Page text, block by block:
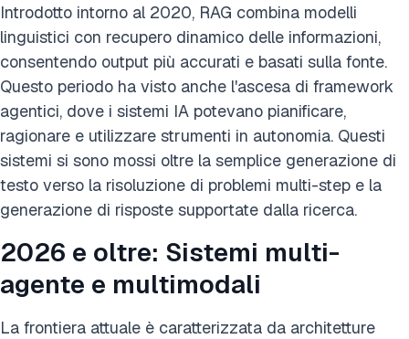
Introdotto intorno al 2020, RAG combina modelli
linguistici con recupero dinamico delle informazioni,
consentendo output più accurati e basati sulla fonte.
Questo periodo ha visto anche l'ascesa di framework
agentici, dove i sistemi IA potevano pianificare,
ragionare e utilizzare strumenti in autonomia. Questi
sistemi si sono mossi oltre la semplice generazione di
testo verso la risoluzione di problemi multi-step e la
generazione di risposte supportate dalla ricerca.
2026 e oltre: Sistemi multi-
agente e multimodali
La frontiera attuale è caratterizzata da architetture